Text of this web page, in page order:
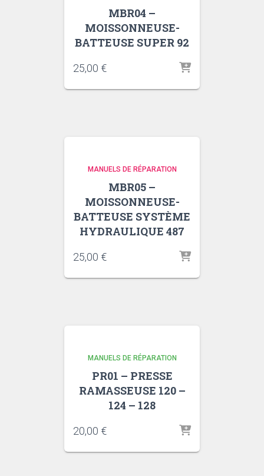
MBR04 –
MOISSONNEUSE-
BATTEUSE SUPER 92
25,00 €
MANUELS DE RÉPARATION
MBR05 –
MOISSONNEUSE-
BATTEUSE SYSTÈME
HYDRAULIQUE 487
25,00 €
MANUELS DE RÉPARATION
PR01 – PRESSE
RAMASSEUSE 120 –
124 – 128
20,00 €